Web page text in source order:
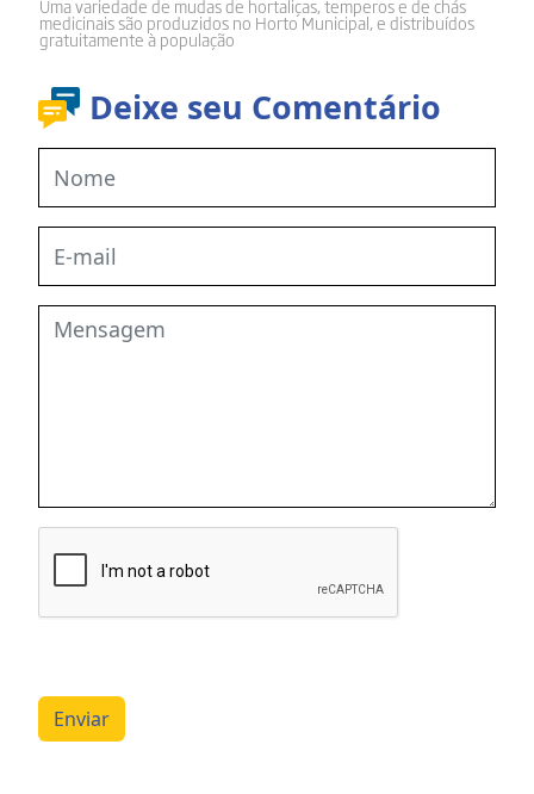
Deixe seu Comentário
Enviar
Uma variedade de mudas de hortaliças, temperos e de chás
medicinais são produzidos no Horto Municipal, e distribuídos
gratuitamente à população